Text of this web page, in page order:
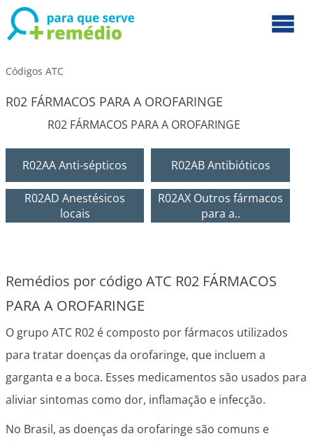
Códigos ATC
R02 FÁRMACOS PARA A OROFARINGE
R02 FÁRMACOS PARA A OROFARINGE
R02AA Anti-sépticos R02AB Antibióticos
R02AD Anestésicos
locais
R02AX Outros fármacos
para a..
Remédios por código ATC R02 FÁRMACOS
PARA A OROFARINGE
O grupo ATC R02 é composto por fármacos utilizados
para tratar doenças da orofaringe, que incluem a
garganta e a boca. Esses medicamentos são usados para
aliviar sintomas como dor, inflamação e infecção.
No Brasil, as doenças da orofaringe são comuns e